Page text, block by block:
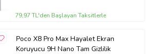
79,97 TL'den Başlayan Taksitlerle
Poco X8 Pro Max Hayalet Ekran
Koruyucu 9H Nano Tam Gizlilik